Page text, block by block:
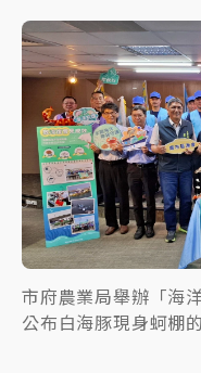
市府農業局舉辦「海
公布白海豚現身蚵棚